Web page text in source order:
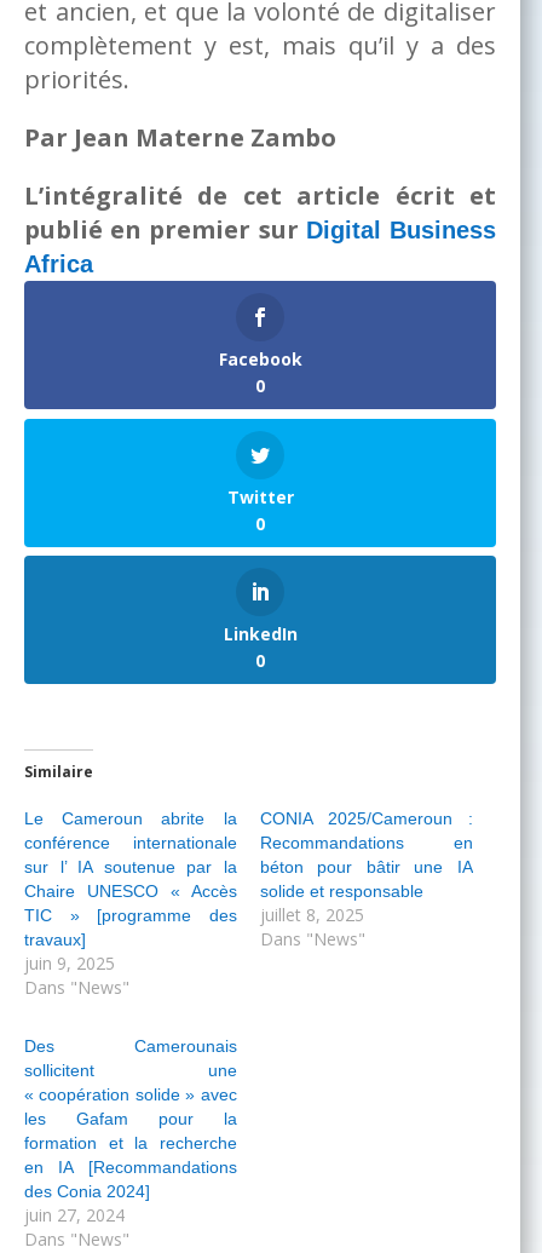
et ancien, et que la volonté de digitaliser
complètement y est, mais qu’il y a des
priorités.
Par Jean Materne Zambo
L’intégralité de cet article écrit et
publié en premier sur Digital Business
Africa
Facebook
0
Twitter
0
LinkedIn
0
Similaire
Le Cameroun abrite la
conférence internationale
sur l’ IA soutenue par la
Chaire UNESCO « Accès
TIC » [programme des
travaux]
juin 9, 2025
Dans "News"
CONIA 2025/Cameroun :
Recommandations en
béton pour bâtir une IA
solide et responsable
juillet 8, 2025
Dans "News"
Des Camerounais
sollicitent une
« coopération solide » avec
les Gafam pour la
formation et la recherche
en IA [Recommandations
des Conia 2024]
juin 27, 2024
Dans "News"